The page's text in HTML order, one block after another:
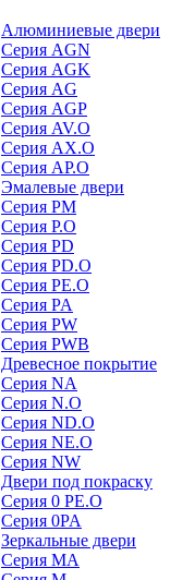
Алюминиевые двери
Серия AGN
Серия AGK
Серия AG
Серия AGP
Серия AV.O
Серия AX.O
Серия AP.O
Эмалевые двери
Серия PM
Серия P.O
Серия PD
Серия PD.O
Серия PE.O
Серия PA
Серия PW
Серия PWB
Древесное покрытие
Серия NA
Серия N.O
Серия ND.O
Серия NE.O
Серия NW
Двери под покраску
Серия 0 PE.O
Серия 0PA
Зеркальные двери
Серия MA